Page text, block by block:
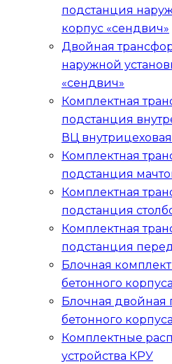
подстанция
корпус «сендвич»
Двойная
наружной
«сендвич»
Комплектная
подстанция
ВЦ внутрицеховая
Комплектная
подстанция
Комплектная
подстанция
Комплектная
подстанция
Блочная
бетонного корпуса
Блочная двойная
бетонного корпуса
Комплектные
устройства КРУ